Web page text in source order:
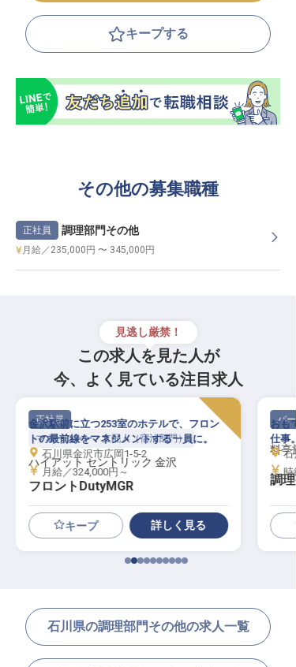
キープする
その他の募集職種
正社員 調理部門その他
月給／235,000円 〜 345,000円
見逃し厳禁！
この求人を見た人が
今、よく見ている注目求人
正社員
マネージャー・支配人（宿泊部門）
ハイアット セントリック 金沢
フロントDutyMGR
金沢駅前に立つ253室のホテルで、フロン
トの最前線をマネジメントする一員に。
石川県金沢市広岡1-5-2
月給／324,000円～
キープ 詳しく見る
パ
料亭
調
おも
仕事
石
時
石川県の調理部門その他の求人一覧